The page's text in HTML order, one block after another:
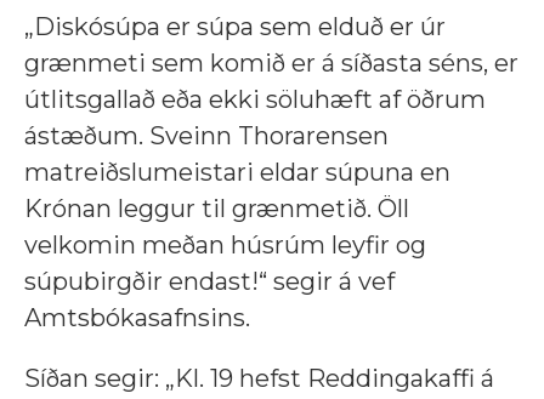
„Diskósúpa er súpa sem elduð er úr
grænmeti sem komið er á síðasta séns, er
útlitsgallað eða ekki söluhæft af öðrum
ástæðum. Sveinn Thorarensen
matreiðslumeistari eldar súpuna en
Krónan leggur til grænmetið. Öll
velkomin meðan húsrúm leyfir og
súpubirgðir endast!“ segir á vef
Amtsbókasafnsins.
Síðan segir: „Kl. 19 hefst Reddingakaffi á